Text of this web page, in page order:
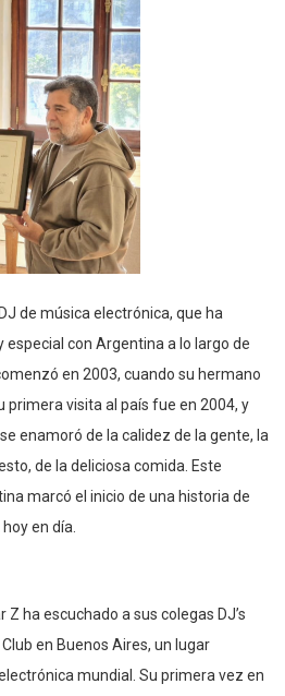
de música electrónica, que ha
con Argentina a lo largo de
en 2003, cuando su hermano
primera visita al país fue en 2004, y
enamoró de la calidez de la gente, la
de la deliciosa comida. Este
marcó el inicio de una historia de
en día.
Z ha escuchado a sus colegas DJ’s
en Buenos Aires, un lugar
mundial. Su primera vez en